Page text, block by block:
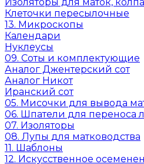
Клеточки пересылочные
13. Микроскопы
Календари
Нуклеусы
09. Соты и комплектующие
Аналог Джентерский сот
Аналог Никот
Иранский сот
05. Мисочки для вывода
06. Шпатели для переноса
07. Изоляторы
08. Лупы для матководства
11. Шаблоны
12. Искусственное